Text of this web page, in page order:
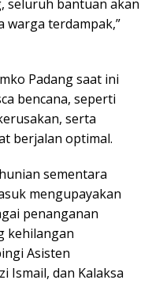
seluruh bantuan akan
warga terdampak,”
Padang saat ini
bencana, seperti
serta
berjalan optimal.
sementara
mengupayakan
penanganan
kehilangan
Asisten
Ismail, dan Kalaksa